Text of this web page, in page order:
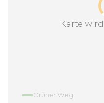
Karte
Grüner Weg